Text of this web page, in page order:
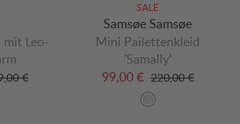
Leo-
€
SALE
Samsøe Samsøe
Mini Pailettenkleid
'Samally'
99,00 € 220,00 €